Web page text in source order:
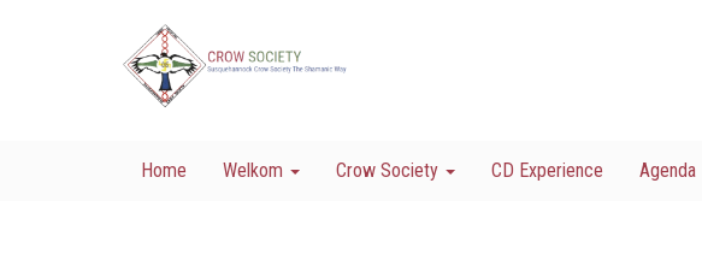
Home Welkom Crow Society CD Experience Agenda